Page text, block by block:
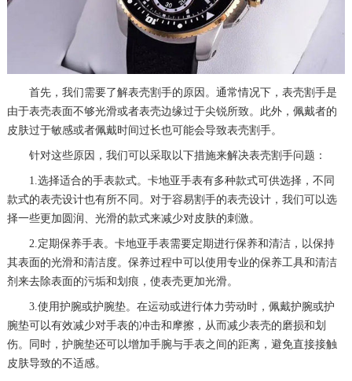
首先，我们需要了解表壳割手的原因。通常情况下，表壳割手是
由于表壳表面不够光滑或者表壳边缘过于尖锐所致。此外，佩戴者的
皮肤过于敏感或者佩戴时间过长也可能会导致表壳割手。
针对这些原因，我们可以采取以下措施来解决表壳割手问题：
1.选择适合的手表款式。卡地亚手表有多种款式可供选择，不同
款式的表壳设计也有所不同。对于容易割手的表壳设计，我们可以选
择一些更加圆润、光滑的款式来减少对皮肤的刺激。
2.定期保养手表。卡地亚手表需要定期进行保养和清洁，以保持
其表面的光滑和清洁度。保养过程中可以使用专业的保养工具和清洁
剂来去除表面的污垢和划痕，使表壳更加光滑。
3.使用护腕或护腕垫。在运动或进行体力劳动时，佩戴护腕或护
腕垫可以有效减少对手表的冲击和摩擦，从而减少表壳的磨损和划
伤。同时，护腕垫还可以增加手腕与手表之间的距离，避免直接接触
皮肤导致的不适感。